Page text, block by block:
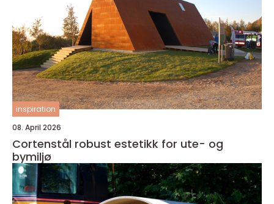
inspiration
08. April 2026
Cortenstål robust estetikk for ute- og
bymiljø